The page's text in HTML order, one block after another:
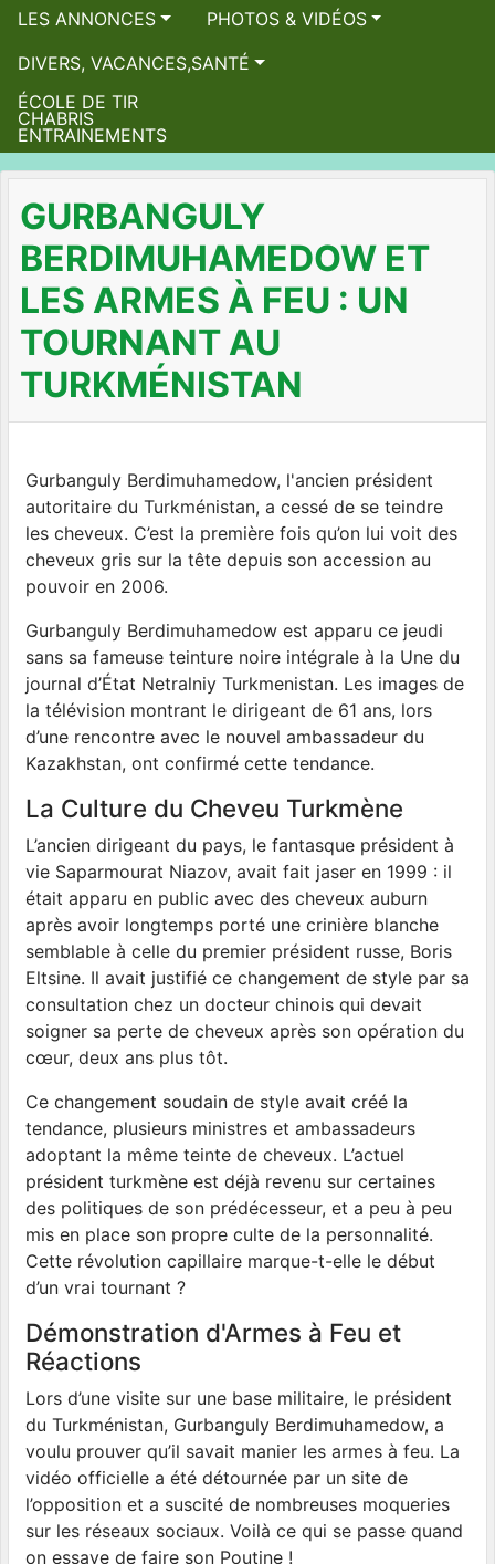
LES ANNONCES
PHOTOS & VIDÉOS
DIVERS, VACANCES,SANTÉ
ÉCOLE DE TIR
CHABRIS
ENTRAINEMENTS
GURBANGULY
BERDIMUHAMEDOW ET
LES ARMES À FEU : UN
TOURNANT AU
TURKMÉNISTAN
Gurbanguly Berdimuhamedow, l'ancien président
autoritaire du Turkménistan, a cessé de se teindre
les cheveux. C’est la première fois qu’on lui voit des
cheveux gris sur la tête depuis son accession au
pouvoir en 2006.
Gurbanguly Berdimuhamedow est apparu ce jeudi
sans sa fameuse teinture noire intégrale à la Une du
journal d’État Netralniy Turkmenistan. Les images de
la télévision montrant le dirigeant de 61 ans, lors
d’une rencontre avec le nouvel ambassadeur du
Kazakhstan, ont confirmé cette tendance.
La Culture du Cheveu Turkmène
L’ancien dirigeant du pays, le fantasque président à
vie Saparmourat Niazov, avait fait jaser en 1999 : il
était apparu en public avec des cheveux auburn
après avoir longtemps porté une crinière blanche
semblable à celle du premier président russe, Boris
Eltsine. Il avait justifié ce changement de style par sa
consultation chez un docteur chinois qui devait
soigner sa perte de cheveux après son opération du
cœur, deux ans plus tôt.
Ce changement soudain de style avait créé la
tendance, plusieurs ministres et ambassadeurs
adoptant la même teinte de cheveux. L’actuel
président turkmène est déjà revenu sur certaines
des politiques de son prédécesseur, et a peu à peu
mis en place son propre culte de la personnalité.
Cette révolution capillaire marque-t-elle le début
d’un vrai tournant ?
Démonstration d'Armes à Feu et
Réactions
Lors d’une visite sur une base militaire, le président
du Turkménistan, Gurbanguly Berdimuhamedow, a
voulu prouver qu’il savait manier les armes à feu. La
vidéo officielle a été détournée par un site de
l’opposition et a suscité de nombreuses moqueries
sur les réseaux sociaux. Voilà ce qui se passe quand
on essaye de faire son Poutine !